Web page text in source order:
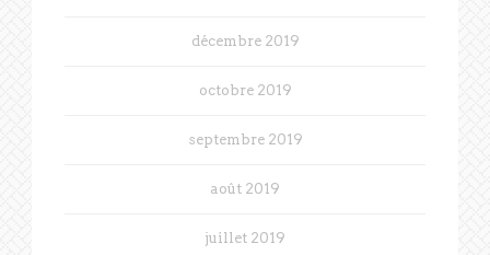
décembre 2019
octobre 2019
septembre 2019
août 2019
juillet 2019